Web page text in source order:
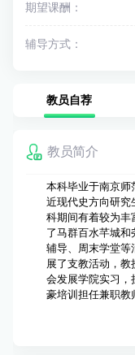
期望课酬：
辅导方式：
教员自荐
教员简介
本科毕业于南京师
近现代史方向研究
科期间有着较为丰
了马群百水芊城
辅导、周末学堂等
展了支教活动，教
会发展学院实习，
豪培训担任兼职教